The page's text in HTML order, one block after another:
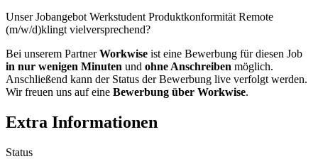
Unser Jobangebot Werkstudent Produktkonformität Remote
(m/w/d)klingt vielversprechend?
Bei unserem PartnerWorkwise ist eine Bewerbung für diesen Job
in nur wenigen Minuten und ohne Anschreiben möglich.
Anschließend kann der Status der Bewerbung live verfolgt werden.
Wir freuen uns auf eine Bewerbung über Workwise.
Extra Informationen
Status